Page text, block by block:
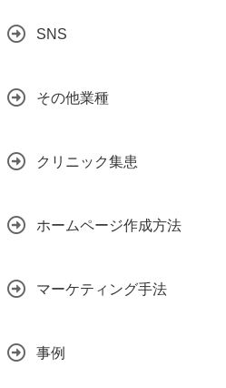
SNS
その他業種
クリニック集患
ホームページ作成方法
マーケティング手法
事例